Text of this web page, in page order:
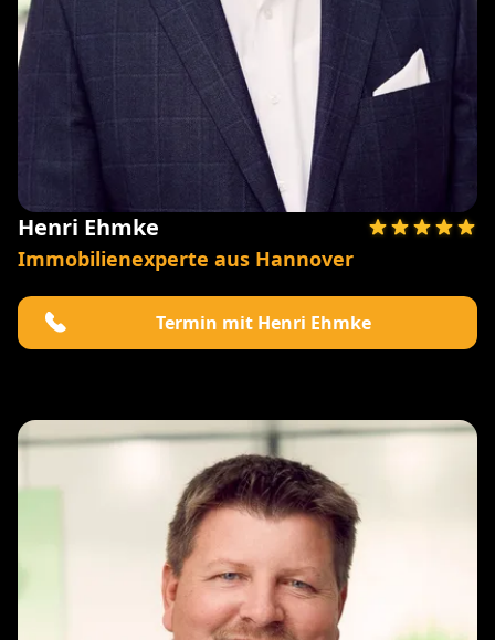
Henri Ehmke
Immobilienexperte aus Hannover
Termin mit Henri Ehmke